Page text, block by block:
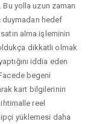
yolla uzun zaman
duymadan hedef
alma işleminin
dikkatli olmak
iddia eden
begeni
kart bilgilerinin
ihtimalle reel
yüklemesi daha